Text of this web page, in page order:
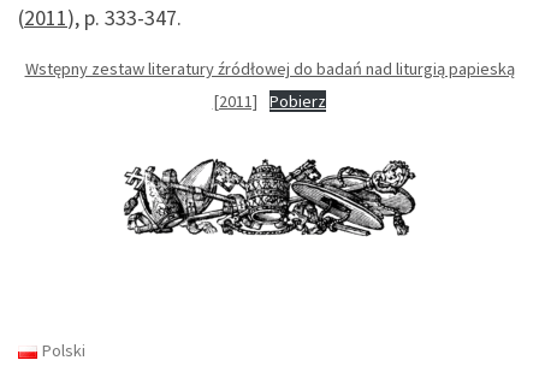
(2011), p. 333-347.
Wstępny zestaw literatury źródłowej do badań nad liturgią papieską
[2011]
Pobierz
Polski